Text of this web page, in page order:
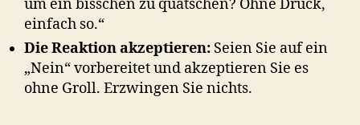
um ein bisschen zu quatschen? Ohne Druck,
einfach so.“
Die Reaktion akzeptieren: Seien Sie auf ein
„Nein“ vorbereitet und akzeptieren Sie es
ohne Groll. Erzwingen Sie nichts.